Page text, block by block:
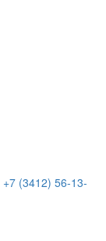
+7 (3412) 56-13-